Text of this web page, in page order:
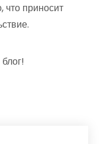
что приносит